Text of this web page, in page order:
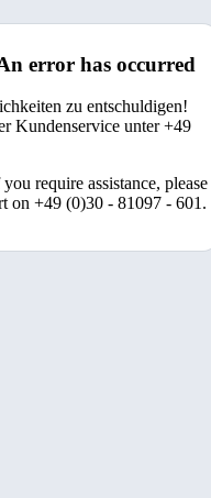
error has occurred
zu entschuldigen!
Kundenservice unter +49
require assistance, please
on +49 (0)30 - 81097 - 601.